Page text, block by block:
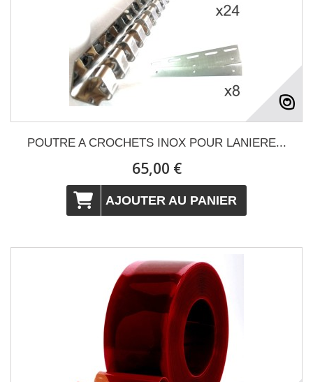
POUTRE A CROCHETS INOX POUR LANIERE...
65,00 €
AJOUTER AU PANIER